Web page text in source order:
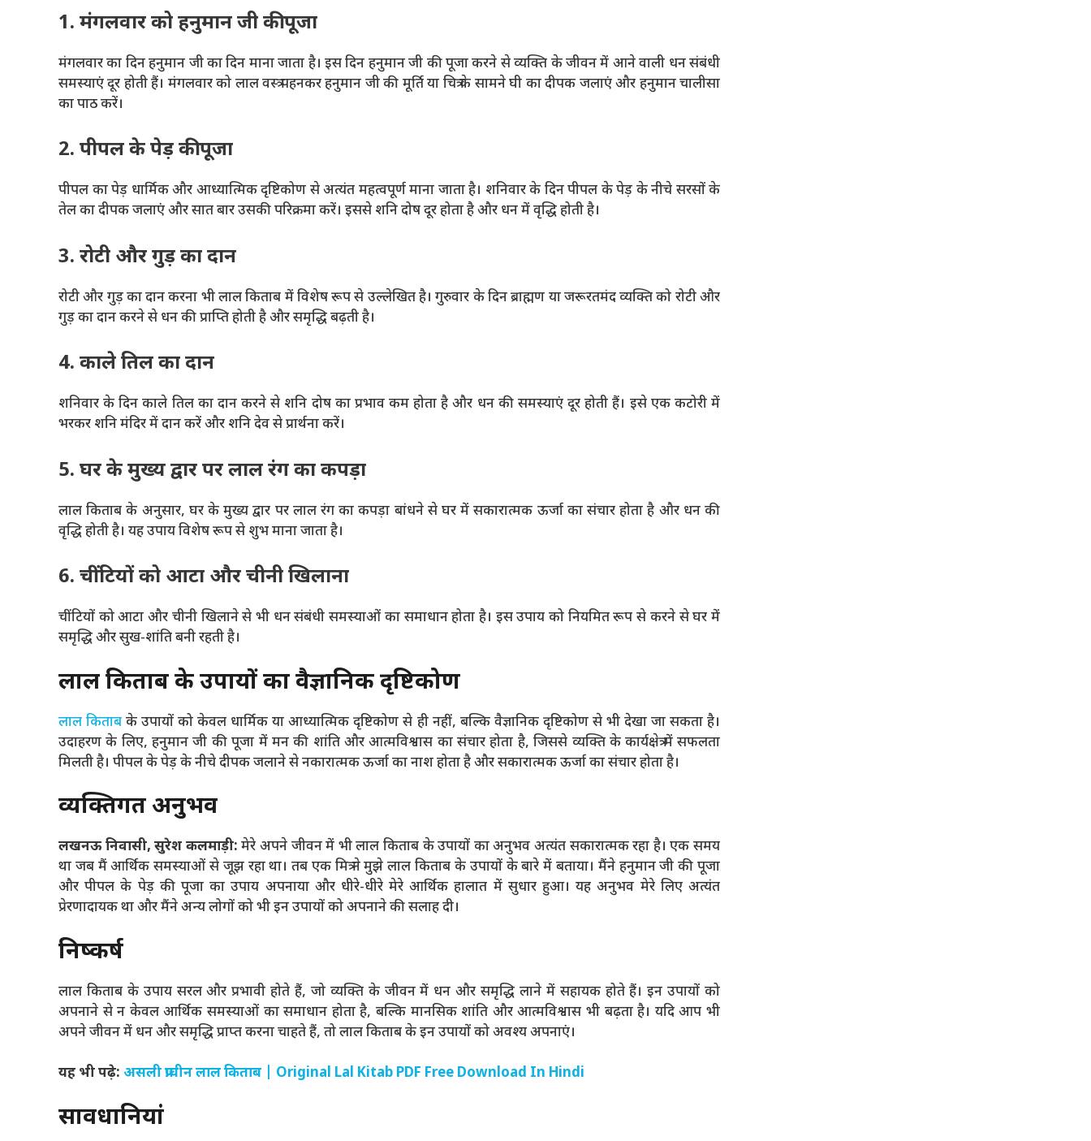
1. मंगलवार को हनुमान जी की पूजा
मंगलवार का दिन हनुमान जी का दिन माना जाता है। इस दिन हनुमान जी की पूजा करने से व्यक्ति के जीवन में आने वाली धन संबंधी
समस्याएं दूर होती हैं। मंगलवार को लाल वस्त्र पहनकर हनुमान जी की मूर्ति या चित्र के सामने घी का दीपक जलाएं और हनुमान चालीसा
का पाठ करें।
2. पीपल के पेड़ की पूजा
पीपल का पेड़ धार्मिक और आध्यात्मिक दृष्टिकोण से अत्यंत महत्वपूर्ण माना जाता है। शनिवार के दिन पीपल के पेड़ के नीचे सरसों के
तेल का दीपक जलाएं और सात बार उसकी परिक्रमा करें। इससे शनि दोष दूर होता है और धन में वृद्धि होती है।
3. रोटी और गुड़ का दान
रोटी और गुड़ का दान करना भी लाल किताब में विशेष रूप से उल्लेखित है। गुरुवार के दिन ब्राह्मण या जरूरतमंद व्यक्ति को रोटी और
गुड़ का दान करने से धन की प्राप्ति होती है और समृद्धि बढ़ती है।
4. काले तिल का दान
शनिवार के दिन काले तिल का दान करने से शनि दोष का प्रभाव कम होता है और धन की समस्याएं दूर होती हैं। इसे एक कटोरी में
भरकर शनि मंदिर में दान करें और शनि देव से प्रार्थना करें।
5. घर के मुख्य द्वार पर लाल रंग का कपड़ा
लाल किताब के अनुसार, घर के मुख्य द्वार पर लाल रंग का कपड़ा बांधने से घर में सकारात्मक ऊर्जा का संचार होता है और धन की
वृद्धि होती है। यह उपाय विशेष रूप से शुभ माना जाता है।
6. चींटियों को आटा और चीनी खिलाना
चींटियों को आटा और चीनी खिलाने से भी धन संबंधी समस्याओं का समाधान होता है। इस उपाय को नियमित रूप से करने से घर में
समृद्धि और सुख-शांति बनी रहती है।
लाल किताब के उपायों का वैज्ञानिक दृष्टिकोण
लाल किताब के उपायों को केवल धार्मिक या आध्यात्मिक दृष्टिकोण से ही नहीं, बल्कि वैज्ञानिक दृष्टिकोण से भी देखा जा सकता है।
उदाहरण के लिए, हनुमान जी की पूजा में मन की शांति और आत्मविश्वास का संचार होता है, जिससे व्यक्ति के कार्यक्षेत्र में सफलता
मिलती है। पीपल के पेड़ के नीचे दीपक जलाने से नकारात्मक ऊर्जा का नाश होता है और सकारात्मक ऊर्जा का संचार होता है।
व्यक्तिगत अनुभव
लखनऊ निवासी, सुरेश कलमाड़ी: मेरे अपने जीवन में भी लाल किताब के उपायों का अनुभव अत्यंत सकारात्मक रहा है। एक समय
था जब मैं आर्थिक समस्याओं से जूझ रहा था। तब एक मित्र ने मुझे लाल किताब के उपायों के बारे में बताया। मैंने हनुमान जी की पूजा
और पीपल के पेड़ की पूजा का उपाय अपनाया और धीरे-धीरे मेरे आर्थिक हालात में सुधार हुआ। यह अनुभव मेरे लिए अत्यंत
प्रेरणादायक था और मैंने अन्य लोगों को भी इन उपायों को अपनाने की सलाह दी।
निष्कर्ष
लाल किताब के उपाय सरल और प्रभावी होते हैं, जो व्यक्ति के जीवन में धन और समृद्धि लाने में सहायक होते हैं। इन उपायों को
अपनाने से न केवल आर्थिक समस्याओं का समाधान होता है, बल्कि मानसिक शांति और आत्मविश्वास भी बढ़ता है। यदि आप भी
अपने जीवन में धन और समृद्धि प्राप्त करना चाहते हैं, तो लाल किताब के इन उपायों को अवश्य अपनाएं।
यह भी पढ़े: असली प्राचीन लाल किताब | Original Lal Kitab PDF Free Download In Hindi
सावधानियां